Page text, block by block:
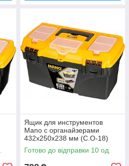
Ящик для инструментов
Mano с органайзерами
432x250x238 мм (C.O-18)
Готово до відправки 10 од.